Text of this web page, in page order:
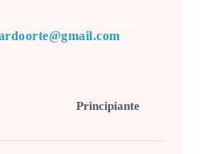
Principiante